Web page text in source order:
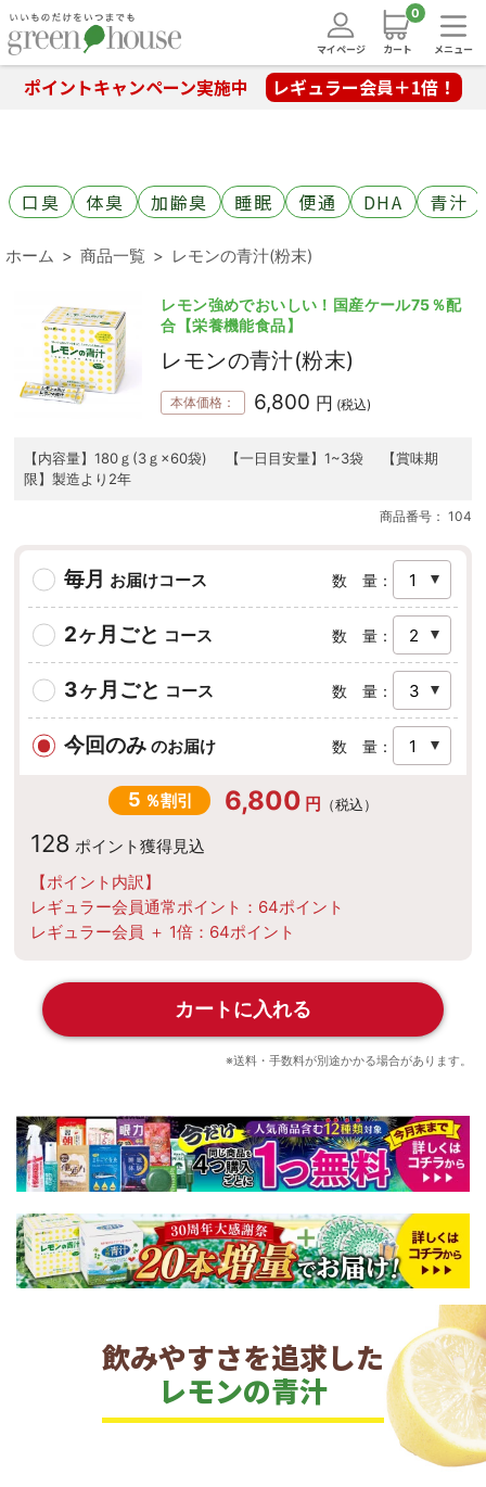
マイページ カート
0
メニュー
ポイントキャンペーン実施中 レギュラー会員＋1倍！
口臭 体臭 加齢臭 睡眠 便通 DHA 青汁
ホーム 商品一覧 レモンの青汁(粉末)
レモン強めでおいしい！国産ケール75％配
合【栄養機能食品】
レモンの青汁(粉末)
本体価格： 6,800 円 (税込)
【内容量】180ｇ(3ｇ×60袋) 【一日目安量】1~3袋 【賞味期
限】製造より2年
商品番号： 104
毎月 お届けコース 数 量：
2ヶ月ごと コース 数 量：
3ヶ月ごと コース 数 量：
今回のみ のお届け 数 量：
5 ％割引 6,800 円 （税込）
128 ポイント獲得見込
【ポイント内訳】
レギュラー会員通常ポイント： 64ポイント
レギュラー会員 ＋ 1倍： 64ポイント
カートに入れる
※送料・手数料が別途かかる場合があります。
飲みやすさを追求した
レモンの青汁